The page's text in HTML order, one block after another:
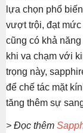
lựa chọn phổ
vượt trội, đạt mức
cũng có khả
khi va chạm với
trọng này,
để chế tác mặt
tăng thêm sự
> Đọc thêm